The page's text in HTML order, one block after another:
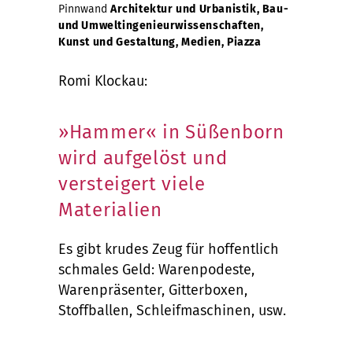
Pinnwand Architektur und Urbanistik, Bau-
und Umweltingenieurwissenschaften,
Kunst und Gestaltung, Medien, Piazza
Romi Klockau:
»Hammer« in Süßenborn
wird aufgelöst und
versteigert viele
Materialien
Es gibt krudes Zeug für hoffentlich
schmales Geld: Warenpodeste,
Warenpräsenter, Gitterboxen,
Stoffballen, Schleifmaschinen, usw.